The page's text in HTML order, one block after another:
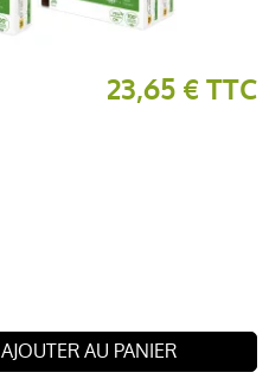
23,65 € TTC
AJOUTER AU PANIER